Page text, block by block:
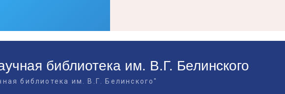
библиотека им. В.Г. Белинского
библиотека им. В.Г. Белинского"